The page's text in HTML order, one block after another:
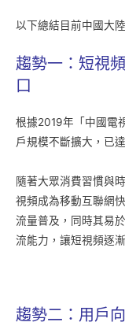
以下總結目前中國大
趨勢一：短視
口
根據2019年「中國電
戶規模不斷擴大，已
隨著大眾消費習慣與
視頻成為移動互聯網
流量普及，同時其易
流能力，讓短視頻逐
趨勢二：用戶